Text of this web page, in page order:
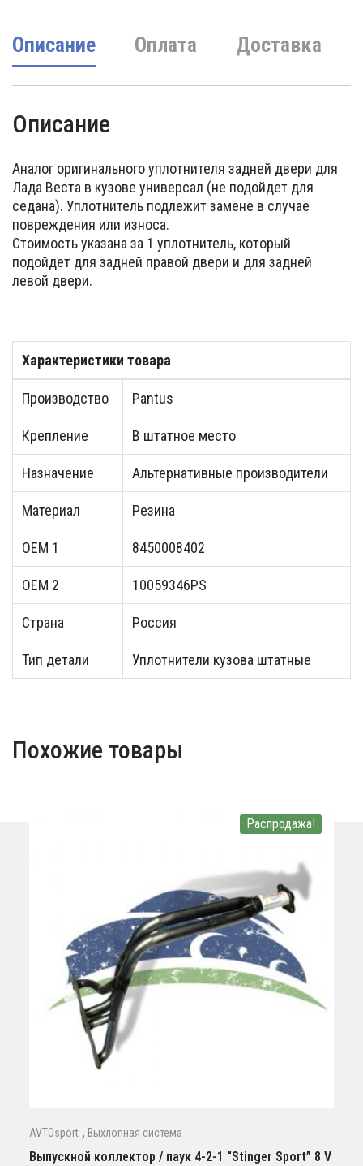
Описание Оплата Доставка
Описание
Аналог оригинального уплотнителя задней двери для
Лада Веста в кузове универсал (не подойдет для
седана). Уплотнитель подлежит замене в случае
повреждения или износа.
Стоимость указана за 1 уплотнитель, который
подойдет для задней правой двери и для задней
левой двери.
Характеристики товара
Производство Pantus
Крепление В штатное место
Назначение Альтернативные производители
Материал Резина
OEM 1 8450008402
OEM 2 10059346PS
Страна Россия
Тип детали Уплотнители кузова штатные
Похожие товары
Распродажа!
AVTOsport , Выхлопная система
Выпускной коллектор / паук 4-2-1 “Stinger Sport” 8 V